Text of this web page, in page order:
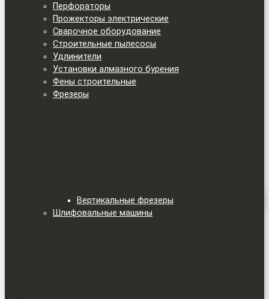
Перфораторы
Прожекторы электрические
Сварочное оборудование
Строительные пылесосы
Удлинители
Установки алмазного бурения
Фены строительные
Фрезеры
Вертикальные фрезеры
Шлифовальные машины